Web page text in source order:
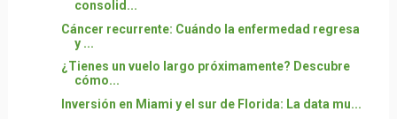
consolid...
Cáncer recurrente: Cuándo la enfermedad regresa
y ...
¿Tienes un vuelo largo próximamente? Descubre
cómo...
Inversión en Miami y el sur de Florida: La data mu...